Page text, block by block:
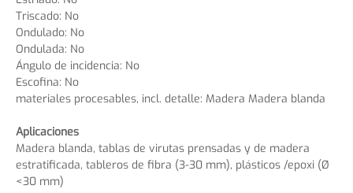
Triscado: No
Ondulado: No
Ondulada: No
Ángulo de incidencia: No
Escofina: No
materiales procesables, incl. detalle: Madera Madera blanda
Aplicaciones
Madera blanda, tablas de virutas prensadas y de madera
estratificada, tableros de fibra (3-30 mm), plásticos /epoxi (Ø
<30 mm)